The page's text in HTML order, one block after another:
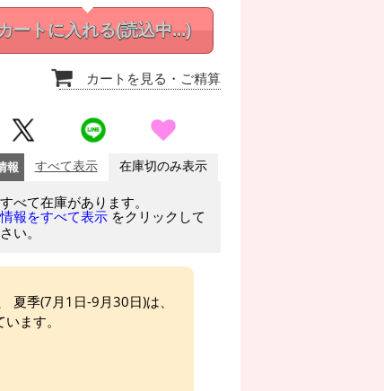
ートに入れる(読込中...)
カートを見る ・ご精算
報 すべて表示 在庫切のみ表示
べて在庫があります。
報をすべて表示 をクリックして
い。
夏季(7月1日-9月30日)は、
ます。